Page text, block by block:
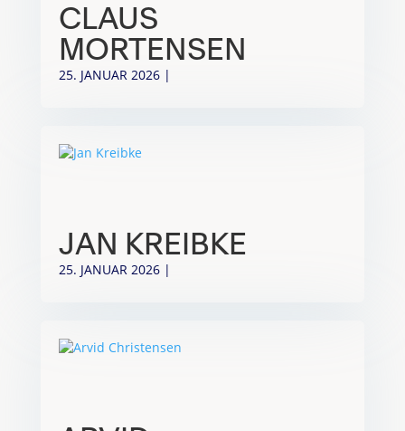
CLAUS
MORTENSEN
25. JANUAR 2026|
JAN KREIBKE
25. JANUAR 2026|